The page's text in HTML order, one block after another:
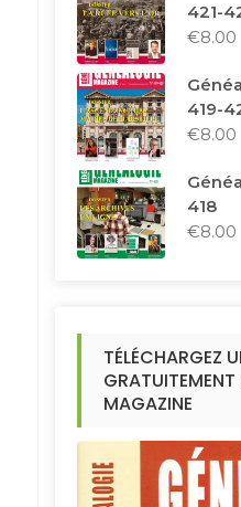
421-
€8.00
419-
€8.00
418
€8.00
TÉLÉCHARGEZ
GRATUITEMENT
MAGAZINE